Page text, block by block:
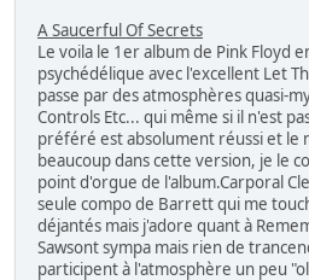
A Saucerful Of Secrets
Le voila le 1er album de Pink Floyd
psychédélique avec l'excellent Let
passe par des atmosphères quasi-
Controls Etc... qui même si il n'est
préféré est absolument réussi et le
beaucoup dans cette version, je le
point d'orgue de l'album.Carporal
seule compo de Barrett qui me
déjantés mais j'adore quant à
Sawsont sympa mais rien de
participent à l'atmosphère un peu